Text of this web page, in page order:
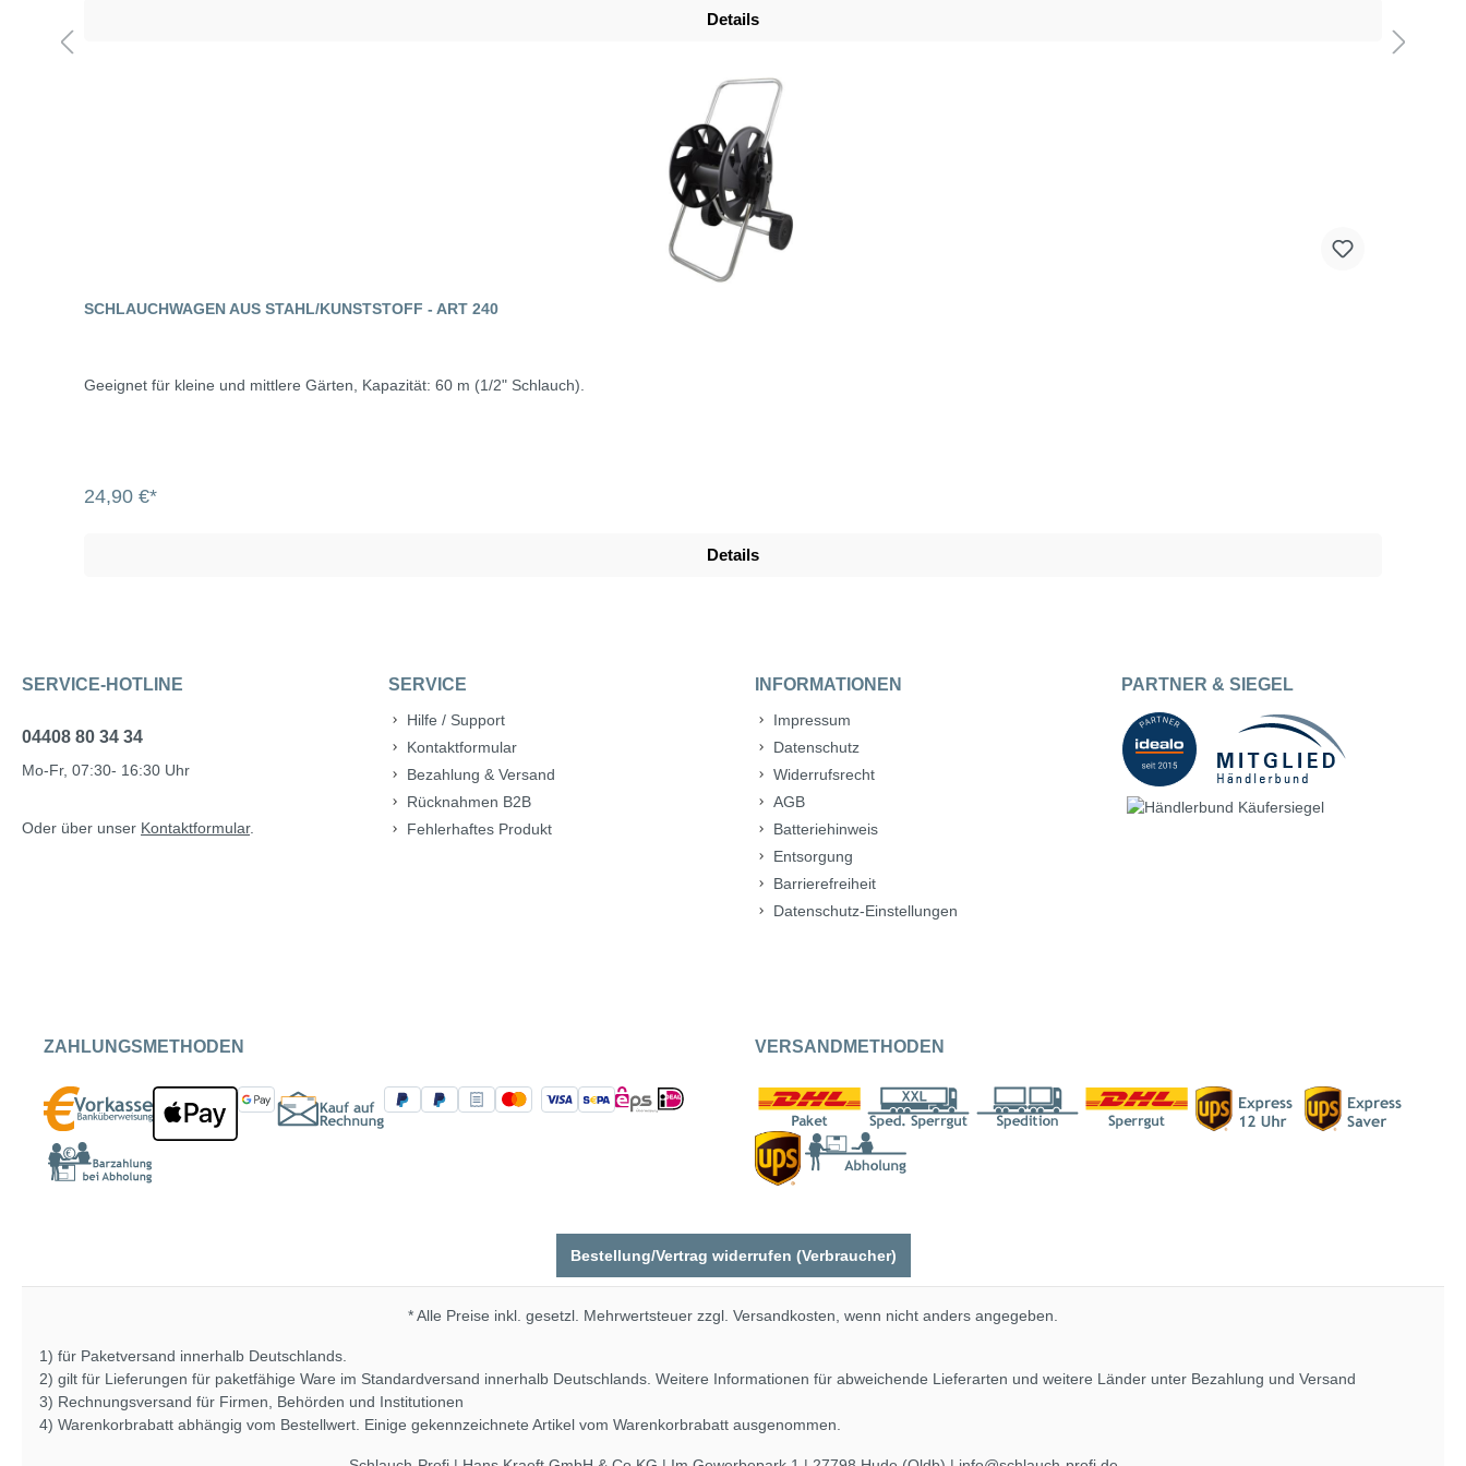
Details
SCHLAUCHWAGEN AUS STAHL/KUNSTSTOFF - ART 240
Geeignet für kleine und mittlere Gärten, Kapazität: 60 m (1/2" Schlauch).
24,90 €*
Details
SERVICE-HOTLINE
04408 80 34 34
Mo-Fr, 07:30- 16:30 Uhr
Oder über unser Kontaktformular.
SERVICE
Hilfe / Support
Kontaktformular
Bezahlung & Versand
Rücknahmen B2B
Fehlerhaftes Produkt
INFORMATIONEN
Impressum
Datenschutz
Widerrufsrecht
AGB
Batteriehinweis
Entsorgung
Barrierefreiheit
Datenschutz-Einstellungen
PARTNER & SIEGEL
ZAHLUNGSMETHODEN VERSANDMETHODEN
Bestellung/Vertrag widerrufen (Verbraucher)
* Alle Preise inkl. gesetzl. Mehrwertsteuer zzgl. Versandkosten , wenn nicht anders angegeben.
1) für Paketversand innerhalb Deutschlands.
2) gilt für Lieferungen für paketfähige Ware im Standardversand innerhalb Deutschlands. Weitere Informationen für abweichende Lieferarten und weitere Länder unter Bezahlung und Versand
3) Rechnungsversand für Firmen, Behörden und Institutionen
4) Warenkorbrabatt abhängig vom Bestellwert. Einige gekennzeichnete Artikel vom Warenkorbrabatt ausgenommen.